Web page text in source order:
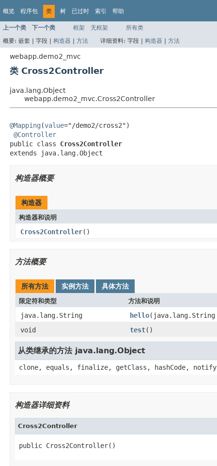
概览 程序包 类 树 已过时 索引 帮助
上一个类 下一个类 框架 无框架
所有类
概要: 嵌套 | 字段 | 构造器 | 方法 详细资料: 字段 | 构造器 | 方法
webapp.demo2_mvc
类 Cross2Controller
java.lang.Object
webapp.demo2_mvc.Cross2Controller
@Mapping (value="/demo2/cross2")
@Controller
public class Cross2Controller
extends java.lang.Object
构造器概要
构造器
构造器和说明
Cross2Controller()
方法概要
所有方法 实例方法 具体方法
限定符和类型 方法和说明
java.lang.String hello(java.lang.String
void
test()
从类继承的方法 java.lang.Object
clone, equals, finalize, getClass, hashCode,
构造器详细资料
Cross2Controller
public Cross2Controller()